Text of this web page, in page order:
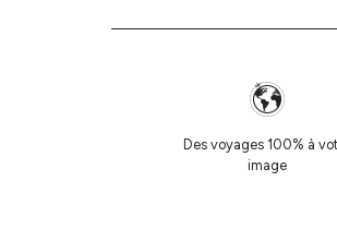
Des voyages 100% à
image